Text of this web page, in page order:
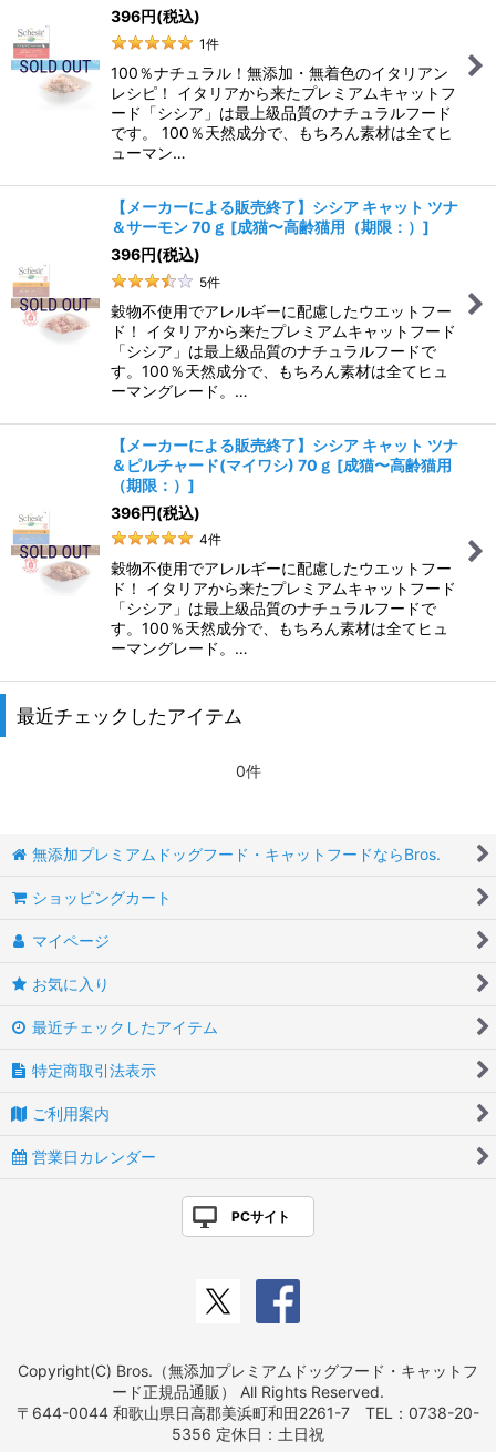
396円(税込)
1件
100％ナチュラル！無添加・無着色のイタリアン
レシピ！ イタリアから来たプレミアムキャットフ
ード「シシア」は最上級品質のナチュラルフード
です。 100％天然成分で、もちろん素材は全てヒ
ューマン…
【メーカーによる販売終了】シシア キャット ツナ
＆サーモン 70ｇ [成猫〜高齢猫用（期限：） ]
396円(税込)
5件
穀物不使用でアレルギーに配慮したウエットフー
ド！ イタリアから来たプレミアムキャットフード
「シシア」は最上級品質のナチュラルフードで
す。100％天然成分で、もちろん素材は全てヒュ
ーマングレード。…
【メーカーによる販売終了】シシア キャット ツナ
＆ピルチャード(マイワシ) 70ｇ [成猫〜高齢猫用
（期限：） ]
396円(税込)
4件
穀物不使用でアレルギーに配慮したウエットフー
ド！ イタリアから来たプレミアムキャットフード
「シシア」は最上級品質のナチュラルフードで
す。100％天然成分で、もちろん素材は全てヒュ
ーマングレード。…
最近チェックしたアイテム
0件
無添加プレミアムドッグフード・キャットフードならBros.
ショッピングカート
マイページ
お気に入り
最近チェックしたアイテム
特定商取引法表示
ご利用案内
営業日カレンダー
PCサイト
Copyright(C) Bros.（無添加プレミアムドッグフード・キャットフ
ード正規品通販） All Rights Reserved.
〒644-0044 和歌山県日高郡美浜町和田2261-7 TEL：0738-20-
5356 定休日：土日祝